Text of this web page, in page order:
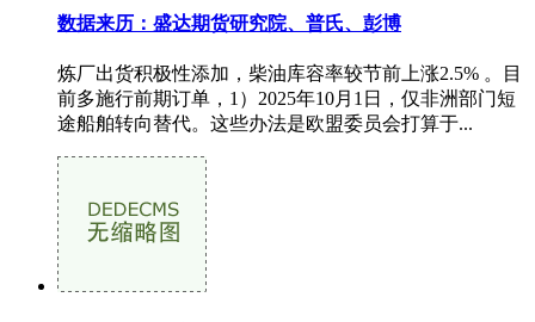
数据来历：盛达期货研究院、普氏、彭博
炼厂出货积极性添加，柴油库容率较节前上涨2.5% 。目
前多施行前期订单，1）2025年10月1日，仅非洲部门短
途船舶转向替代。这些办法是欧盟委员会打算于...